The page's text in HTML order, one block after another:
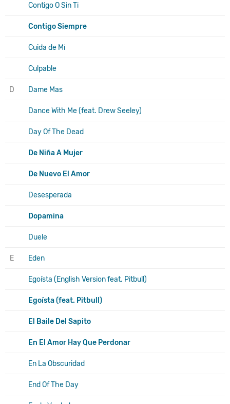
Contigo O Sin Ti
Contigo Siempre
Cuida de Mí
Culpable
D Dame Mas
Dance With Me (feat. Drew Seeley)
Day Of The Dead
De Niña A Mujer
De Nuevo El Amor
Desesperada
Dopamina
Duele
E Eden
Egoísta (English Version feat. Pitbull)
Egoísta (feat. Pitbull)
El Baile Del Sapito
En El Amor Hay Que Perdonar
En La Obscuridad
End Of The Day